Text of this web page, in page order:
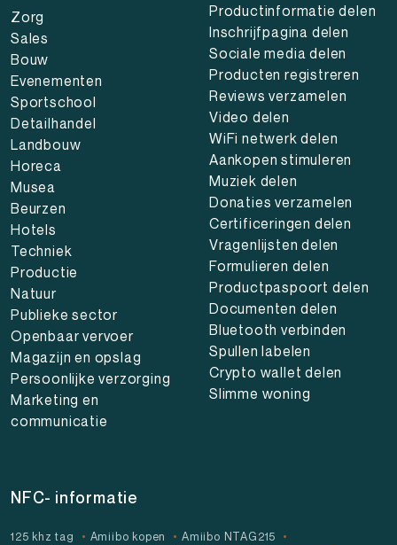
Zorg
Sales
Bouw
Evenementen
Sportschool
Detailhandel
Landbouw
Horeca
Musea
Beurzen
Hotels
Techniek
Productie
Natuur
Publieke sector
Openbaar vervoer
Magazijn en opslag
Persoonlijke verzorging
Marketing en
communicatie
Productinformatie delen
Inschrijfpagina delen
Sociale media delen
Producten registreren
Reviews verzamelen
Video delen
WiFi netwerk delen
Aankopen stimuleren
Muziek delen
Donaties verzamelen
Certificeringen delen
Vragenlijsten delen
Formulieren delen
Productpaspoort delen
Documenten delen
Bluetooth verbinden
Spullen labelen
Crypto wallet delen
Slimme woning
NFC- informatie
125 khz tag Amiibo kopen
Amiibo NTAG215